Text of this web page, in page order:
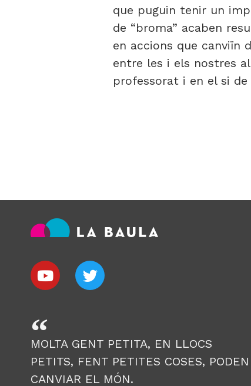
que puguin tenir un
de “broma” acaben
en accions que canviïn
entre les i els nostres
professorat i en el si
MOLTA GENT PETITA, EN LLOCS
PETITS, FENT PETITES COSES, PODEN
CANVIAR EL MÓN.